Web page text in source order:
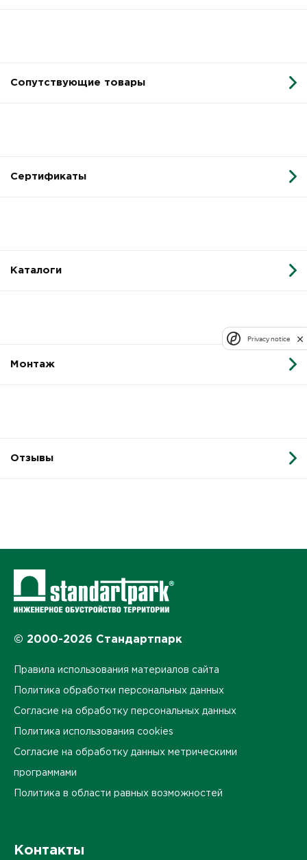
Сопутствующие товары
Сертификаты
Каталоги
Монтаж
Отзывы
© 2000-2026 Стандартпарк
Правила использования материалов сайта
Политика обработки персональных данных
Согласие на обработку персональных данных
Политика использования cookies
Согласие на обработку данных метрическими
программами
Политика в области равных возможностей
Контакты
Privacy notice